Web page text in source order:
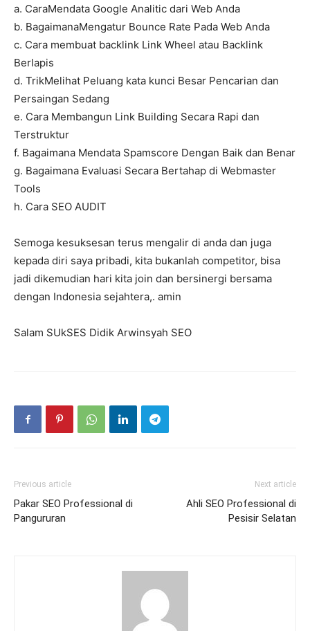
a. CaraMendata Google Analitic dari Web Anda
b. BagaimanaMengatur Bounce Rate Pada Web Anda
c. Cara membuat backlink Link Wheel atau Backlink
Berlapis
d. TrikMelihat Peluang kata kunci Besar Pencarian dan
Persaingan Sedang
e. Cara Membangun Link Building Secara Rapi dan
Terstruktur
f. Bagaimana Mendata Spamscore Dengan Baik dan Benar
g. Bagaimana Evaluasi Secara Bertahap di Webmaster
Tools
h. Cara SEO AUDIT
Semoga kesuksesan terus mengalir di anda dan juga
kepada diri saya pribadi, kita bukanlah competitor, bisa
jadi dikemudian hari kita join dan bersinergi bersama
dengan Indonesia sejahtera,. amin
Salam SUkSES Didik Arwinsyah SEO
Previous article
Pakar SEO Professional di
Pangururan
Next article
Ahli SEO Professional di
Pesisir Selatan